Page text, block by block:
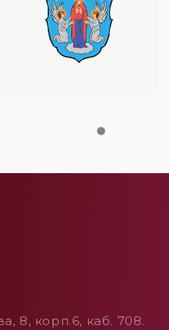
8, корп.6, каб. 708.